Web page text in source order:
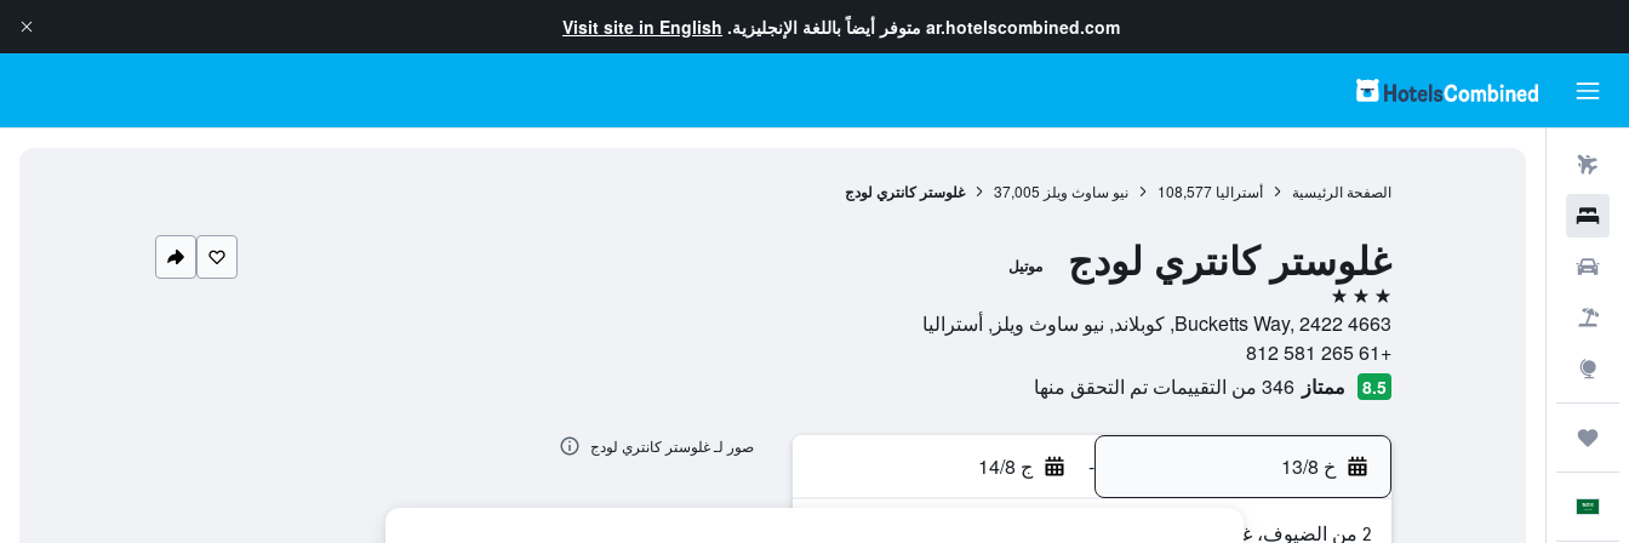
ar.hotelscombined.com متوفر أيضاً باللغة الإنجليزية. Visit site in English
الصفحة الرئيسية أستراليا 108,577 نيو ساوث ويلز 37,005 غلوستر كانتري لودج
غلوستر كانتري لودج موتيل
3 نجوم
4663 Bucketts Way, 2422, كوبلاند, نيو ساوث ويلز, أستراليا
+61 265 581 812
8.5 ممتاز 346 من التقييمات تم التحقق منها
خ 13/8 - ج 14/8
2 من الضيوف، غرفة واحدة
صور لـ غلوستر كانتري لودج